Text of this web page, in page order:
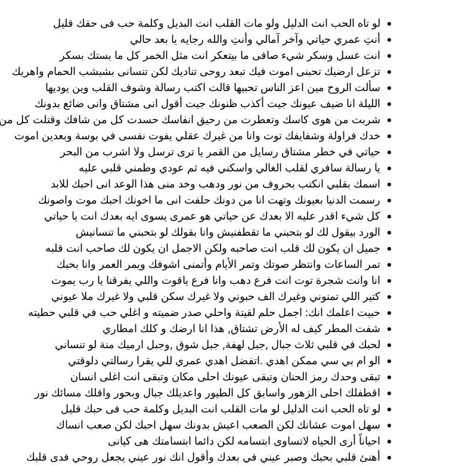
لو تاه الحب انت الدليل ولو مات القلب انت البديل وكلمة حب فى حقك قليل
أنتِ عمري حياتي وآخر آمالي وأنتِ والله رجايه يا بعد حالي
انت عسل وسكر شيء صافى ما بيتعكر انت مثل الخمر كل ما بستك بسكر
تزعل ارضيك تحبنى اموت فيك تبعد روحى تناديك لكن تنسانى بشبشب الحمام واهريك
سألت الروح مين اعز الناس تحبيها قالت اكتب رسالة وشوف القلب وين يوديها
الليلة انا ضيف عيونك جيت أكذب ظنونك جيت أقول انى مشتاق وانى ضائع بدونك
شربت من هوى كاسك وتعطرت من رحيق انفاسك حسدت كل من شافك وقتلت كل
خدك فراولة وشفايفك توت وانا من غيرك عقلي يفوت نفسى في بوسة وبعدين اموت
حياتي في خطر مشتاق رسايل من القمر يا ترى ترسل ولا اشرب من البحر
يا رسالة سافري لقلب الغالي واسكني فيه ثم عودي وطمني قلبي عليه
اسمك بقلبي انكتب بحروف من نور ودهب وخد منى هذا الوعد انى احبك للابد
رسمت الدنيا بعيونك وتهت انا من دونك حلفت انى ما اخونك احبك موت واصونك
كل شيء اقدر عليه الا بعدك عن حياتي هو عمرى يسوى ايه بعدك انت يا حياتي
الورد بيقول لك لو بتحبني ما تقطفنيش وانا بقولك لو بتحبني ما تنسانيش
جميل ان يكون لك قلب انت صاحبه ولكن الاجمل ان يكون لك صاحب انت قلبه
تمر الساعات وانتظر صوتك وتمر الأيام وأتمنى اشوفك ويمر العمر وانا بحبك
انا وانت شجرة توت انت فرع دهب وانا فرع ياقوت واللي يفرقنا يا رب يموت
كتير اللي تمنوني وغيرك الف حبوني ولا غيرك سكن قلبي ولا غيرك ملا عيوني
حبيت اعلمك انك: اجمل حلم لقيتة واحلي صدر ضميته و اغلي حب في قلبي حطيته
شفت المطر كيف له الأرض تشتاق, هذا انا ارضك و كلك امطاري
لحبك في قلبي ثلاث جبال ,جبل لهفة, جبل شوق ,وجبل ارميك منة لو تنساني
الو ام بي سي ممكن اهدي .اتفضل اهدي عمري للي يقرا رسالتي دلوقتي
تبقى وحدك رمز الحنان وتبقى عيونك احلى مكان وتبقى انت اغلى انسان
اقطفلك احلى الزهور واسابق كل الطيور واعديلك جبال وبحور واقلك مسائك نور
لو تاه الحب انت الدليل لو مات القلب انت البديل وكلمة حب فى حبك قليل
سهل اموت عشانك لكن الصعب اعيش بدونك سهل احبك لكن صعب انساك
احياناً أرى الحياه لاتساوى ابتسامه لكن دائما ابتسامتك هى كيانى
أهنئ قلبي بحبك وصبر عيني في بعدك وأقول انك نور عيني يجعل روحي فدى قلبك